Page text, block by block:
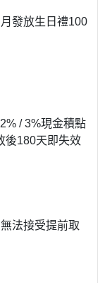
發放生日禮100
/ 3%現金積點
後180天即失效
法接受提前取